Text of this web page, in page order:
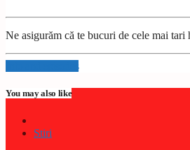
Ne asigurăm că te bucuri de cele mai
Info and episodes
You may also like
Stiri